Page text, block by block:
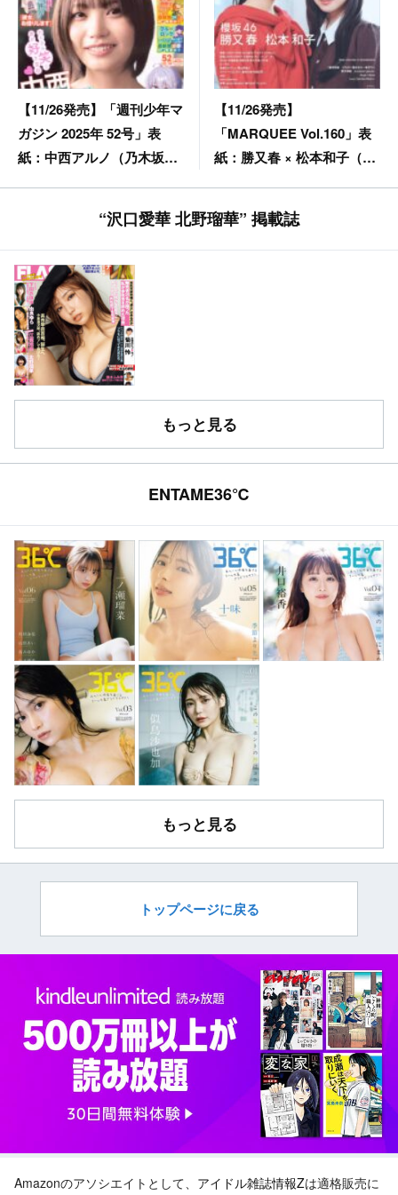
【11/26発売】「週刊少年マ
ガジン 2025年 52号」表
紙：中西アルノ（乃木坂
【11/26発売】
「MARQUEE Vol.160」表
紙：勝又春 × 松本和子（櫻
“沢口愛華 北野瑠華” 掲載誌
もっと見る
ENTAME36℃
もっと見る
トップページに戻る
Amazonのアソシエイトとして、 アイドル雑誌情報Zは適格販売に